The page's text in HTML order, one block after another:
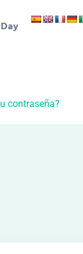
contraseña?